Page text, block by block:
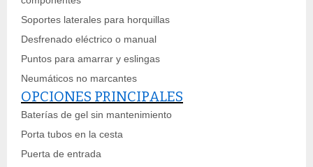
Soportes laterales para horquillas
Desfrenado eléctrico o manual
Puntos para amarrar y eslingas
Neumáticos no marcantes
OPCIONES PRINCIPALES
Baterías de gel sin mantenimiento
Porta tubos en la cesta
Puerta de entrada